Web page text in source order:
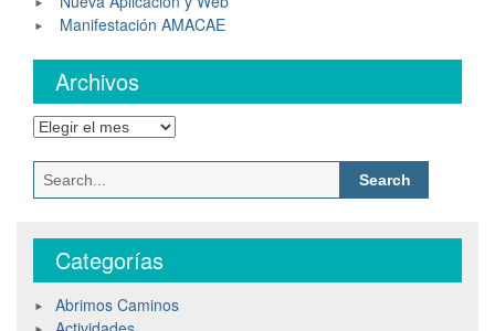
Manifestación AMACAE
Archivos
Categorías
Abrimos Caminos